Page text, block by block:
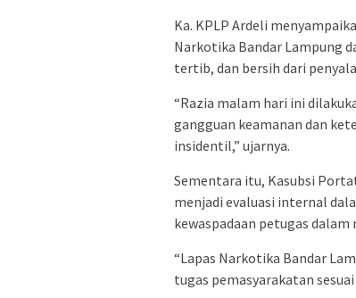
Ka. KPLP Ardeli
Narkotika Bandar Lampung
tertib, dan bersih dari
“Razia malam hari ini
gangguan keamanan dan
insidentil,” ujarnya.
Sementara itu, Kasubsi
menjadi evaluasi internal
kewaspadaan petugas dalam
“Lapas Narkotika Bandar
tugas pemasyarakatan